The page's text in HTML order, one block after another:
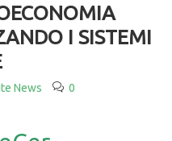
I SISTEMI
News 0